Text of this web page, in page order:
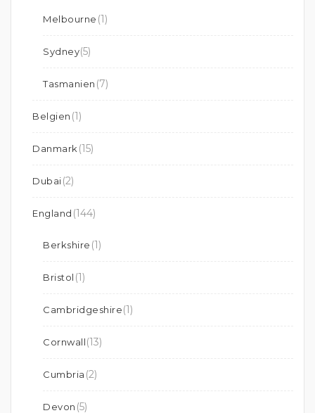
Melbourne (1)
Sydney(5)
Tasmanien (7)
Belgien (1)
Danmark (15)
Dubai(2)
England (144)
Berkshire (1)
Bristol (1)
Cambridgeshire(1)
Cornwall(13)
Cumbria (2)
Devon (5)